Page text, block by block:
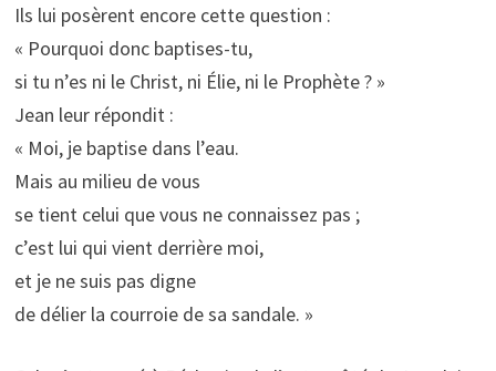
Ils lui posèrent encore cette question :
« Pourquoi donc baptises-tu,
si tu n’es ni le Christ, ni Élie, ni le Prophète ? »
Jean leur répondit :
« Moi, je baptise dans l’eau.
Mais au milieu de vous
se tient celui que vous ne connaissez pas ;
c’est lui qui vient derrière moi,
et je ne suis pas digne
de délier la courroie de sa sandale. »